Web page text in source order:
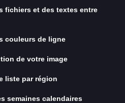
fichiers et des textes entre
couleurs de ligne
de votre image
liste par région
semaines calendaires